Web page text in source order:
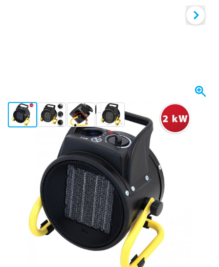
View larger imageView larger imageView larger imageView larger image
€ 59,59
incl. BTW
In mijn winkelwagen
Voor 23:59 uur besteld,maandag bezorgd
Gratis bezorgd
vanaf € 50,-
retourneren en ruilen
(34.283 reviews)